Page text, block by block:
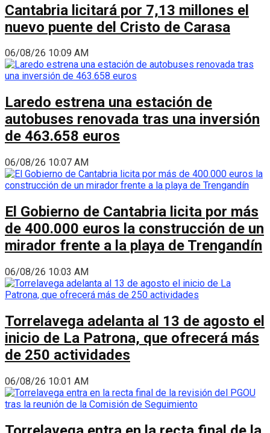
Cantabria licitará por 7,13 millones el
nuevo puente del Cristo de Carasa
06/08/26 10:09 AM
Laredo estrena una estación de
autobuses renovada tras una inversión
de 463.658 euros
06/08/26 10:07 AM
El Gobierno de Cantabria licita por más
de 400.000 euros la construcción de un
mirador frente a la playa de Trengandín
06/08/26 10:03 AM
Torrelavega adelanta al 13 de agosto el
inicio de La Patrona, que ofrecerá más
de 250 actividades
06/08/26 10:01 AM